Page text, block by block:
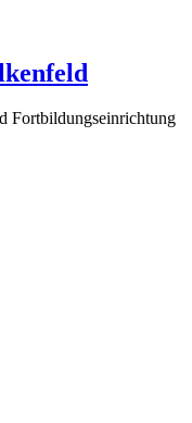
Fortbildungseinrichtung